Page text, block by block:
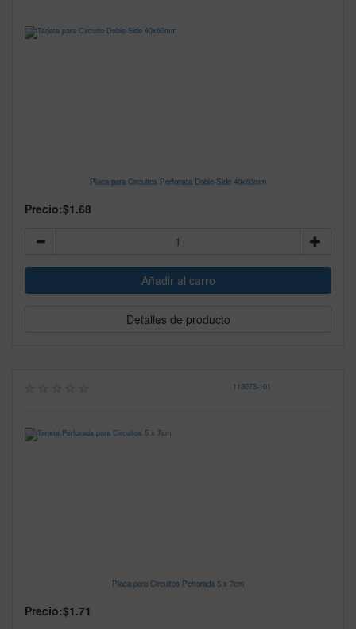
Placa para Circuitos Perforada Doble-Side 40x60mm
Precio:$1.68
Detalles de producto
113073-101
Placa para Circuitos Perforada 5 x 7cm
Precio:$1.71